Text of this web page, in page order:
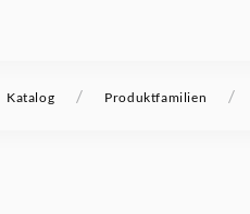
Katalog / Produktfamilien /